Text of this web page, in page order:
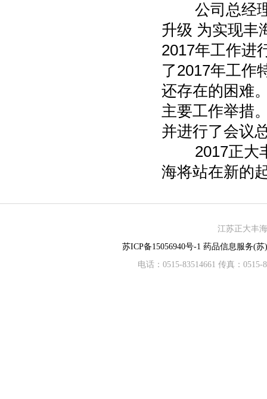
公司总经理
升级 为实现丰
2017年工作进
了2017年工作
还存在的困难
主要工作举措
并进行了会议
2017正大丰
海将站在新的
江苏正大丰
苏ICP备15056940号-1 药品信息服务(苏
电话：0515-83514661 传真：